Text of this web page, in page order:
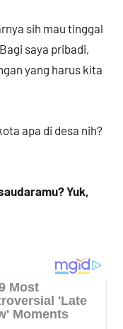
sih mau tinggal
saya pribadi,
yang harus kita
apa di desa nih?
Yuk,